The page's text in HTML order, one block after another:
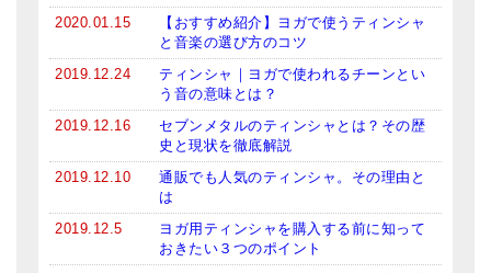
2020.01.15
【おすすめ紹介】ヨガで使うティンシャ
と音楽の選び方のコツ
2019.12.24
ティンシャ｜ヨガで使われるチーンとい
う音の意味とは？
2019.12.16
セブンメタルのティンシャとは？その歴
史と現状を徹底解説
2019.12.10
通販でも人気のティンシャ。その理由と
は
2019.12.5
ヨガ用ティンシャを購入する前に知って
おきたい３つのポイント